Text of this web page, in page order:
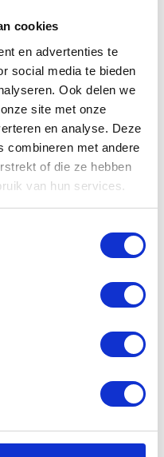
cookies
en advertenties te
social media te bieden
Ook delen we
site met onze
en analyse. Deze
combineren met andere
of die ze hebben
van hun services.
Drystar jacket